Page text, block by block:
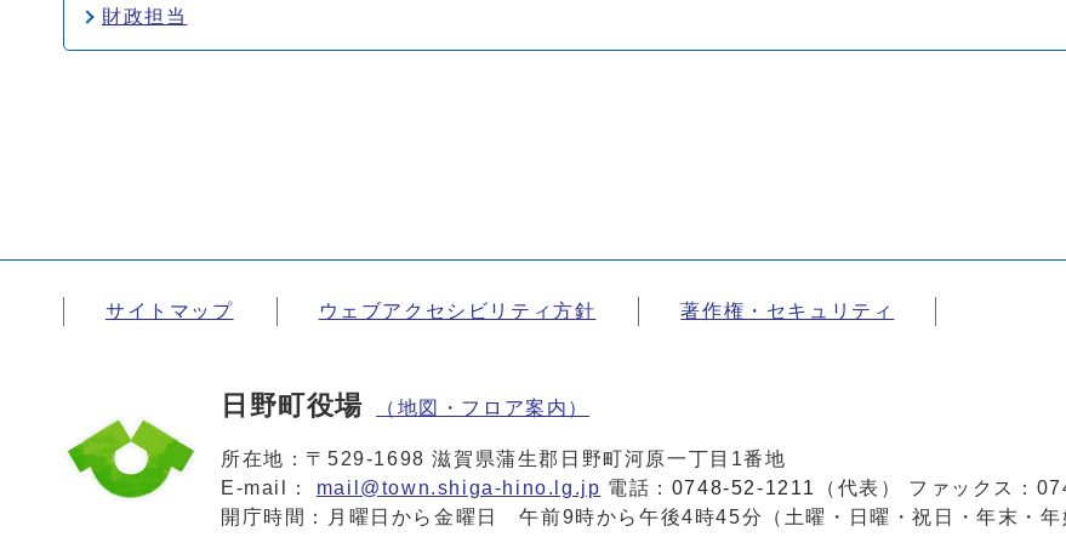
財政担当
サイトマップ ウェブアクセシビリティ方針 著作権・セキュリティ
日野町役場 （地図・フロア案内）
所在地：〒529-1698 滋賀県蒲生郡日野町河原一丁目1番地
E-mail： mail@town.shiga-hino.lg.jp 電話： 0748-52-1211
（代表） ファックス：
開庁時間：月曜日から金曜日 午前9時から午後4時45分（土曜・日曜・祝日・年末・年